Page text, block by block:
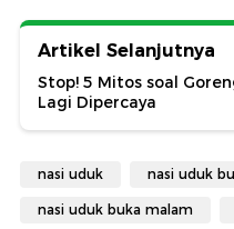
Artikel Selanjutnya
Stop! 5 Mitos soal
Lagi Dipercaya
nasi uduk nasi uduk
nasi uduk buka malam